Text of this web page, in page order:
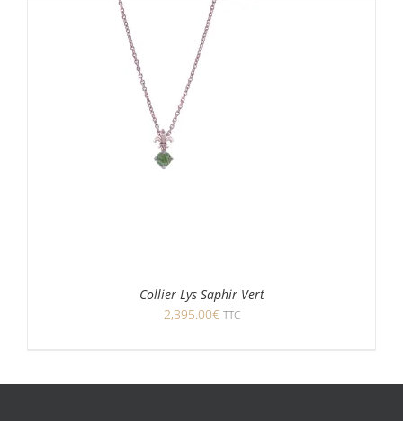
Collier Lys Saphir Vert
2,395.00€ TTC